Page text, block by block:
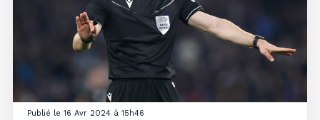
Publié le 16 Avr 2024 à 15h46